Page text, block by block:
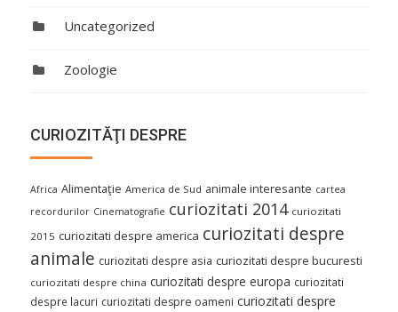
Uncategorized
Zoologie
CURIOZITĂŢI DESPRE
Africa Alimentaţie America de Sud animale interesante cartea
recordurilor Cinematografie curiozitati 2014 curiozitati
2015 curiozitati despre america curiozitati despre
animale curiozitati despre asia curiozitati despre bucuresti
curiozitati despre china curiozitati despre europa curiozitati
despre lacuri curiozitati despre oameni curiozitati despre